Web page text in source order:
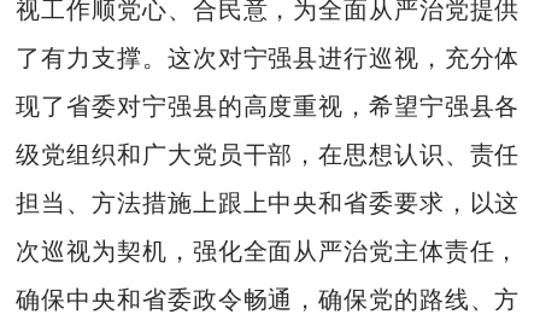
视工作顺党心、合民意，为全面从严治党提供
了有力支撑。这次对宁强县进行巡视，充分体
现了省委对宁强县的高度重视，希望宁强县各
级党组织和广大党员干部，在思想认识、责任
担当、方法措施上跟上中央和省委要求，以这
次巡视为契机，强化全面从严治党主体责任，
确保中央和省委政令畅通，确保党的路线、方